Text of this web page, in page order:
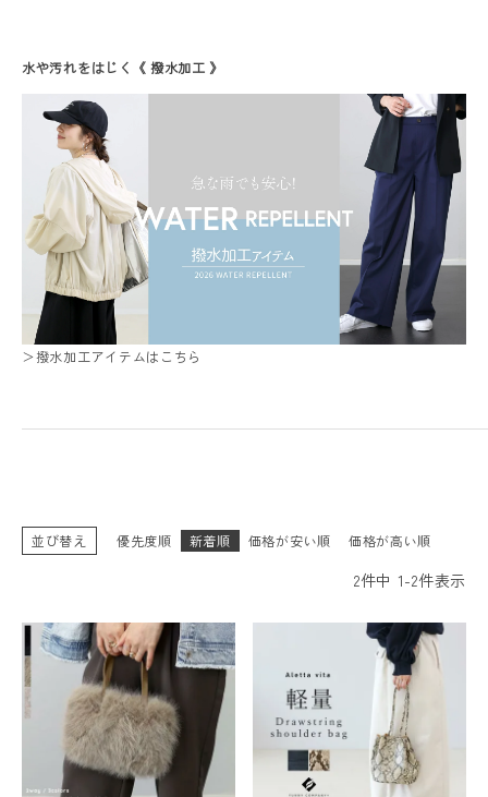
水や汚れをはじく《 撥水加工 》
＞撥水加工アイテムはこちら
並び替え 優先度順 新着順 価格が安い順 価格が高い順
2件中 1-2件表示